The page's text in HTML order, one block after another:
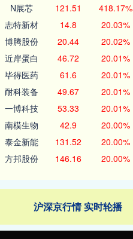
N展芯 121.51 418.17%
志特新材 14.8 20.03%
博腾股份 20.44 20.02%
近岸蛋白 46.72 20.01%
毕得医药 61.6 20.01%
耐科装备 49.67 20.01%
一博科技 53.33 20.01%
南模生物 42.9 20.00%
泰金新能 131.52 20.00%
方邦股份 146.16 20.00%
沪深京行情 实时轮播